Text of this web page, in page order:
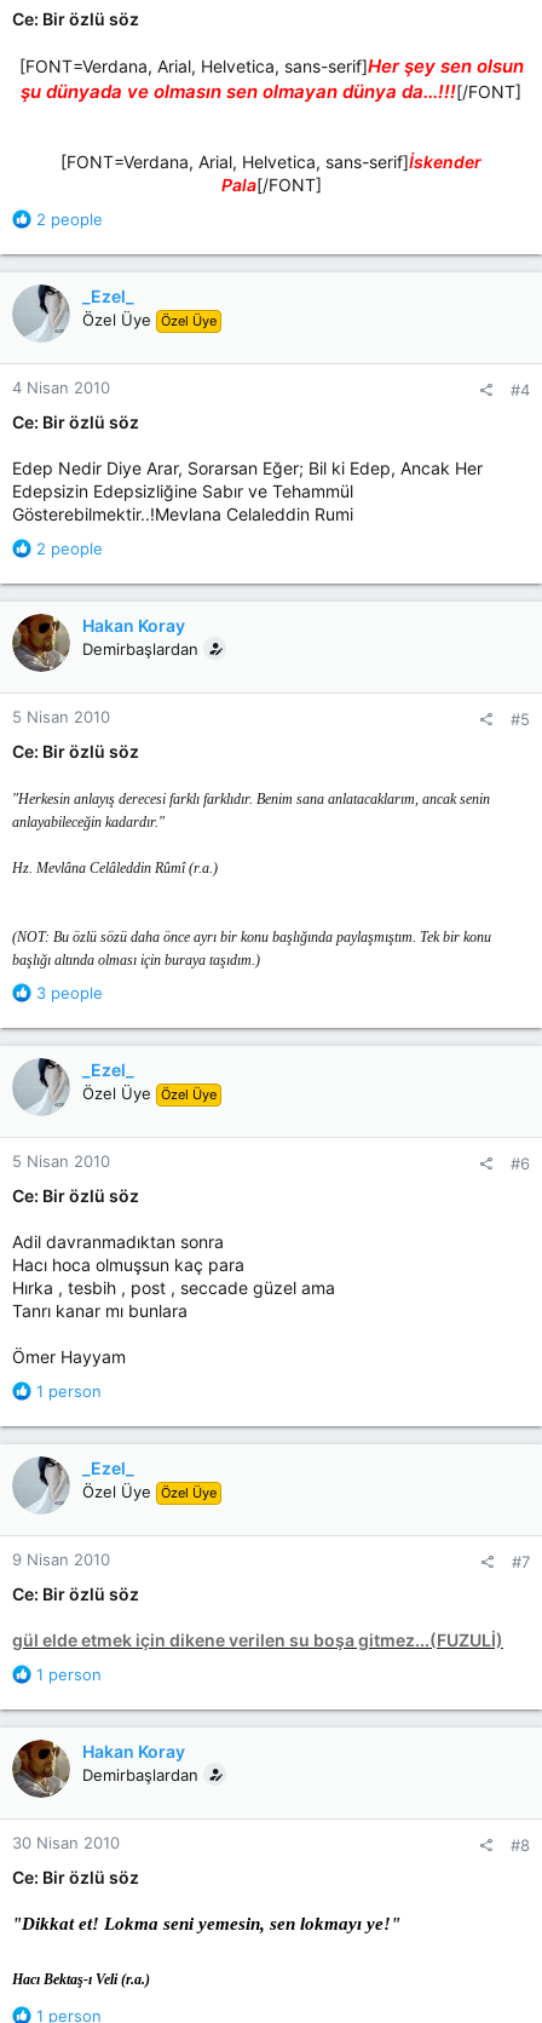
Ce: Bir özlü söz
[FONT=Verdana, Arial, Helvetica, sans-serif]Her şey sen olsun
şu dünyada ve olmasın sen olmayan dünya da...!!![/FONT]
[FONT=Verdana, Arial, Helvetica, sans-serif]İskender
Pala[/FONT]​
R
a
c
t
i
o
n
s
2 people
_Ezel_
Özel Üye Özel Üye
4 Nisan 2010 #4
Ce: Bir özlü söz
Edep Nedir Diye Arar, Sorarsan Eğer; Bil ki Edep, Ancak Her
Edepsizin Edepsizliğine Sabır ve Tehammül
Gösterebilmektir..!Mevlana Celaleddin Rumi
R
a
c
t
i
o
n
s
2 people
Hakan Koray
Demirbaşlardan
5 Nisan 2010 #5
Ce: Bir özlü söz
"Herkesin anlayış derecesi farklı farklıdır. Benim sana anlatacaklarım, ancak senin
anlayabileceğin kadardır."
Hz. Mevlâna Celâleddin Rûmî (r.a.)
(NOT: Bu özlü sözü daha önce ayrı bir konu başlığında paylaşmıştım. Tek bir konu
başlığı altında olması için buraya taşıdım.)
R
a
c
t
i
o
n
s
3 people
_Ezel_
Özel Üye Özel Üye
5 Nisan 2010 #6
Ce: Bir özlü söz
Adil davranmadıktan sonra
Hacı hoca olmuşsun kaç para
Hırka , tesbih , post , seccade güzel ama
Tanrı kanar mı bunlara
Ömer Hayyam
R
a
c
t
i
o
n
s
1 person
_Ezel_
Özel Üye Özel Üye
9 Nisan 2010 #7
Ce: Bir özlü söz
gül elde etmek için dikene verilen su boşa gitmez...(FUZULİ)
R
a
c
t
i
o
n
s
1 person
Hakan Koray
Demirbaşlardan
30 Nisan 2010 #8
Ce: Bir özlü söz
"Dikkat et! Lokma seni yemesin, sen lokmayı ye!"
Hacı Bektaş-ı Veli (r.a.)
R
1 person